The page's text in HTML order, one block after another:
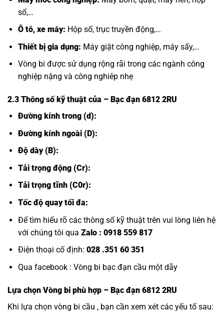
số,…
Ô tô, xe máy: Hộp số, trục truyền động,…
Thiết bị gia dụng: Máy giặt công nghiệp, máy sấy,…
Vòng bi được sử dụng rộng rãi trong các ngành công
nghiệp nậng và công nghiêp nhẹ
2.3 Thông số kỹ thuật của – Bạc đạn 6812 2RU
Đường kính trong (d):
Đường kính ngoài (D):
Độ dày (B):
Tải trọng động (Cr):
Tải trọng tĩnh (C0r):
Tốc độ quay tối đa:
Để tìm hiểu rõ các thông số kỹ thuật trên vui lòng liên hệ
với chúng tôi qua Zalo : 0918 559 817
Điện thoại cố định: 028 .351 60 351
Qua facebook : Vòng bi bạc đạn cầu một dãy
Lựa chọn Vòng bi phù hợp – Bạc đạn 6812 2RU
Khi lựa chọn vòng bi cầu , bạn cần xem xét các yếu tố sau: